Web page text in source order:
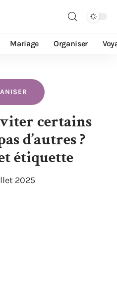
Mariage Organiser
certains
d’autres ?
étiquette
2025